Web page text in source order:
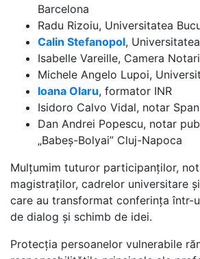
Barcelona
Radu Rizoiu, Universitatea
Calin Stefanopol,
Isabelle Vareille, Camera
Michele Angelo Lupoi,
Ioana Olaru, formator INR
Isidoro Calvo Vidal, notar
Dan Andrei Popescu, notar
„Babeș-Bolyai” Cluj-Napoca
Mulțumim tuturor participanților,
magistraților, cadrelor universitare
care au transformat conferința într-
de dialog și schimb de idei.
Protecția persoanelor vulnerabile